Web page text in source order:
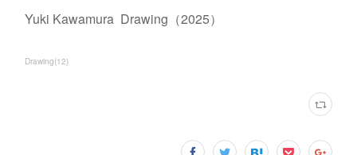
Yuki Kawamura Drawing（2025）
Drawing(12)